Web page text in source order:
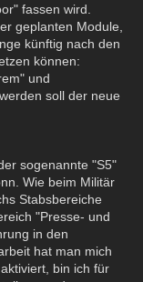
fassen wird.
geplanten Module,
künftig nach den
können:
und
soll der neue
sogenannte "S5"
Wie beim Militär
Stabsbereiche
"Presse- und
in den
hat man mich
bin ich für